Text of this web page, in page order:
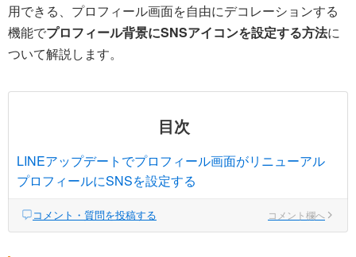
用できる、プロフィール画面を自由にデコレーションする
機能でプロフィール背景にSNSアイコンを設定する方法に
ついて解説します。
目次
LINEアップデートでプロフィール画面がリニューアル
プロフィールにSNSを設定する
コメント・質問を投稿する コメント欄へ